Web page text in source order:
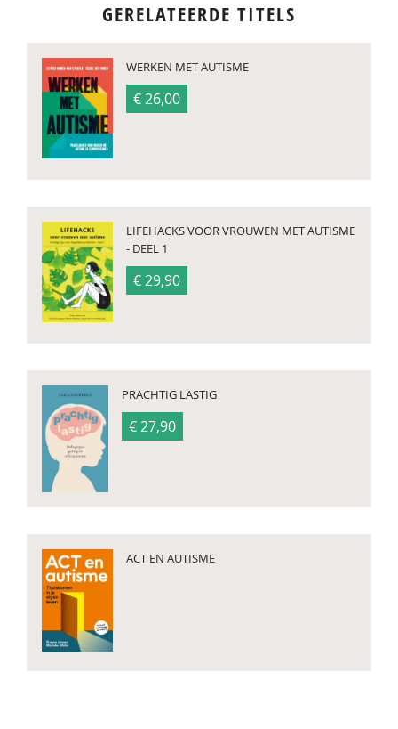
GERELATEERDE TITELS
WERKEN MET AUTISME
€ 26,00
LIFEHACKS VOOR VROUWEN MET AUTISME
- DEEL 1
€ 29,90
PRACHTIG LASTIG
€ 27,90
ACT EN AUTISME